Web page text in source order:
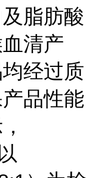
脂肪酸
清产
经过质
品性能